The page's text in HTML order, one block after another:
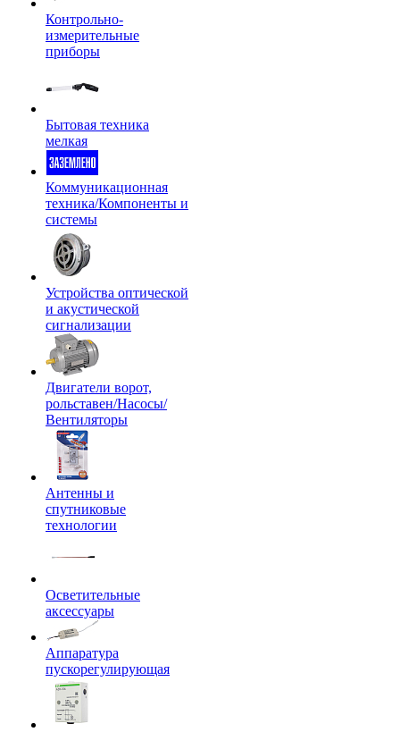
Контрольно-
измерительные
приборы
Бытовая техника
мелкая
Коммуникационная
техника/Компоненты и
системы
Устройства оптической
и акустической
сигнализации
Двигатели ворот,
рольставен/Насосы/
Вентиляторы
Антенны и
спутниковые
технологии
Осветительные
аксессуары
Аппаратура
пускорегулирующая